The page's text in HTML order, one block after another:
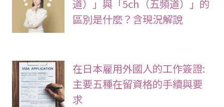
道）」與「5ch（五頻道）」的
區別是什麼？含現況解說
在日本雇用外國人的工作簽證:
主要五種在留資格的手續與要
求